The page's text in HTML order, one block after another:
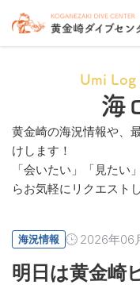
Umi
海
黄金崎の海況情報や、
けします！
「会いたい」「見たい
らお気軽にリクエスト
海況情報 2026年06
明日は黄金崎